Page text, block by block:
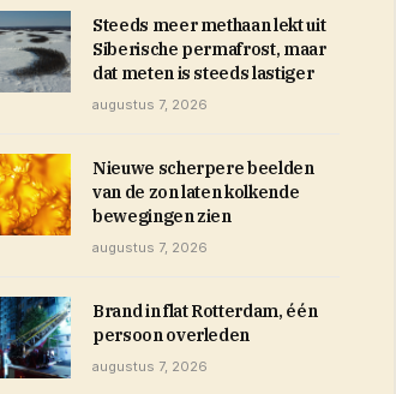
Steeds meer methaan lekt uit
Siberische permafrost, maar
dat meten is steeds lastiger
augustus 7, 2026
Nieuwe scherpere beelden
van de zon laten kolkende
bewegingen zien
augustus 7, 2026
Brand in flat Rotterdam, één
persoon overleden
augustus 7, 2026